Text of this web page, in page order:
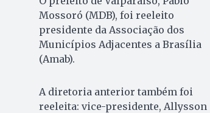
Mossoró (MDB), foi reeleito
presidente da Associação dos
Municípios Adjacentes a Brasília
(Amab).
A diretoria anterior também foi
reeleita: vice-presidente, Allysson